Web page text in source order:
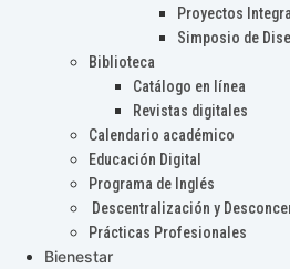
Proyectos
Simposio de
Biblioteca
Catálogo en línea
Revistas digitales
Calendario académico
Educación Digital
Programa de Inglés
Descentralización y
Prácticas Profesionales
Bienestar